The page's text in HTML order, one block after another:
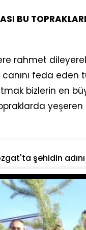
BU
rahmet
feda
bizlerin en
şehidin